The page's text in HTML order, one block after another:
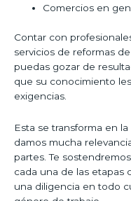
Comercios en
Contar con
servicios de reformas
puedas gozar de
que su conocimiento
exigencias.
Esta se transforma en
damos mucha
partes. Te
cada una de las etapas
una diligencia en todo